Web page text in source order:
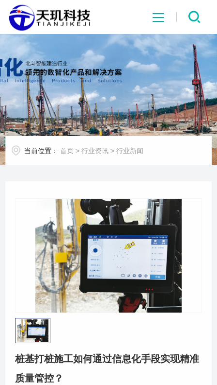
网站首页
系统中心
解决方案
项目案例
行业资讯
关于我们
当前位置： 首页 >行业资讯 >行业新闻
桩基打桩施工如何通过信息化手段实现精准
质量管控？